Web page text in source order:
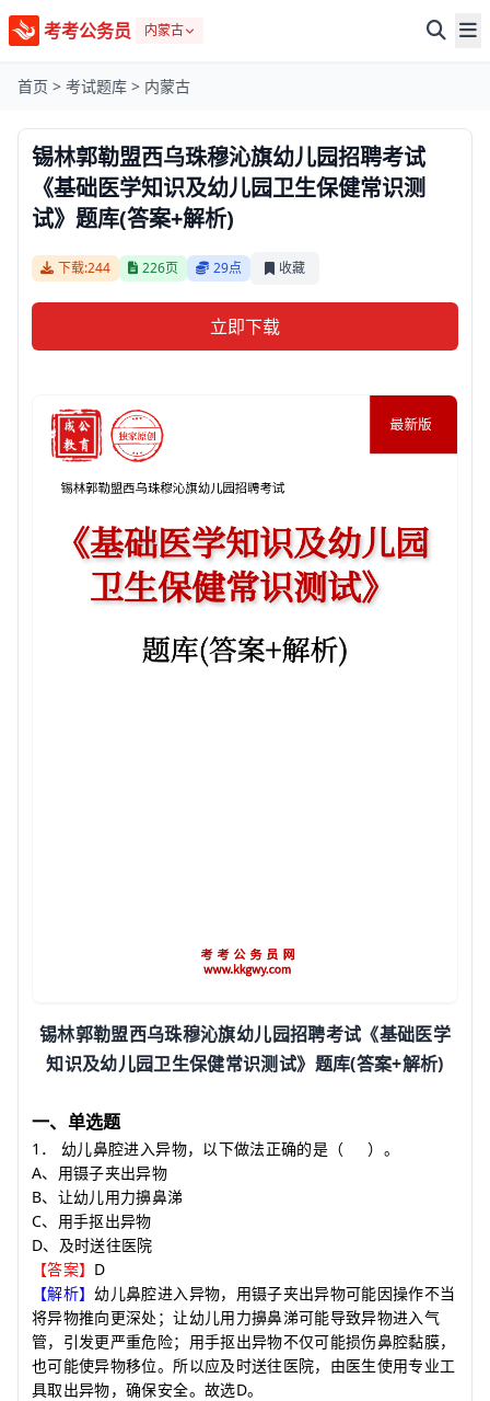
考考公务员 内蒙古
首页 > 考试题库 > 内蒙古
锡林郭勒盟西乌珠穆沁旗幼儿园招聘考试
《基础医学知识及幼儿园卫生保健常识测
试》题库(答案+解析)
下载:244 226页 29点 收藏
立即下载
锡林郭勒盟西乌珠穆沁旗幼儿园招聘考试《基础医学
知识及幼儿园卫生保健常识测试》题库(答案+解析)
一、单选题
1 ． 幼儿鼻腔进入异物，以下做法正确的是 （ ） 。
A、用镊子夹出异物
B、让幼儿用力擤鼻涕
C、用手抠出异物
D、及时送往医院
【答案】 D
【解析】幼儿鼻腔进入异物，用镊子夹出异物可能因操作不当
将异物推向更深处；让幼儿用力擤鼻涕可能导致异物进入气
管，引发更严重危险；用手抠出异物不仅可能损伤鼻腔黏膜，
也可能使异物移位。所以应及时送往医院，由医生使用专业工
具取出异物，确保安全。故选D。